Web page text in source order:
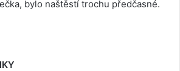
bylo naštěstí trochu předčasné.